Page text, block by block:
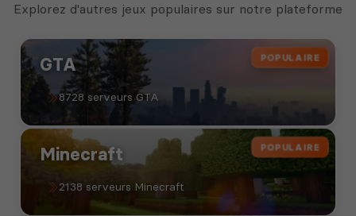
Explorez d'autres jeux populaires sur notre plateforme
POPULAIRE
GTA
8728 serveurs GTA
POPULAIRE
Minecraft
2138 serveurs Minecraft